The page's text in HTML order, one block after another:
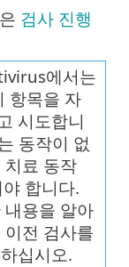
검사 진행
에서는
항목을 자
시도합니
동작이 없
치료 동작
합니다.
용을 알아
전 검사를
십시오.